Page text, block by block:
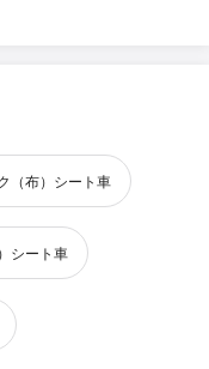
（布）シート車
シート車